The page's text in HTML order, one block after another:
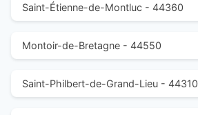
Saint-Étienne-de-Montluc - 44360
Montoir-de-Bretagne - 44550
Saint-Philbert-de-Grand-Lieu - 44310